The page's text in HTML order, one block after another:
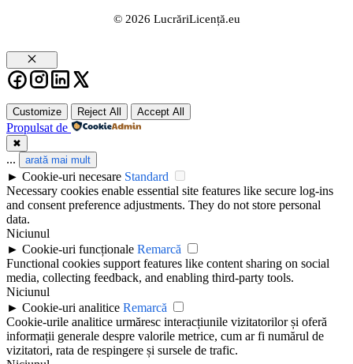
© 2026 LucrăriLicență.eu
Close
Customize Reject All Accept All
Propulsat de
✖
... arată mai mult
► Cookie-uri necesare Standard
Necessary cookies enable essential site features like secure log-ins
and consent preference adjustments. They do not store personal
data.
Niciunul
► Cookie-uri funcționale Remarcă
Functional cookies support features like content sharing on social
media, collecting feedback, and enabling third-party tools.
Niciunul
► Cookie-uri analitice Remarcă
Cookie-urile analitice urmăresc interacțiunile vizitatorilor și oferă
informații generale despre valorile metrice, cum ar fi numărul de
vizitatori, rata de respingere și sursele de trafic.